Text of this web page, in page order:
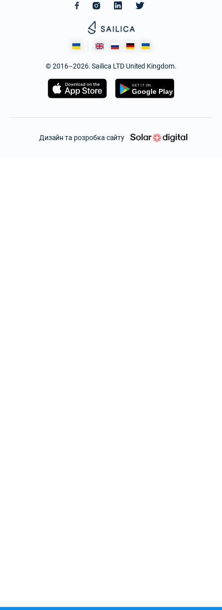
© 2016–2026. Sailica LTD United Kingdom.
Дизайн та розробка сайту